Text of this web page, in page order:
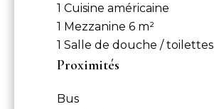
1 Cuisine américaine
1 Mezzanine 6 m²
1 Salle de douche / toilettes
Proximités
Bus